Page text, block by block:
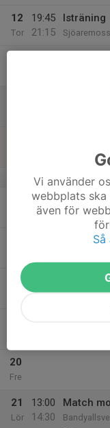
12
Tor
19:45
21:15
Isträning
Isträning
18
20
Fre
21
Lör
13:00
14:30
Match
Vi använder
webbplats ska
även för